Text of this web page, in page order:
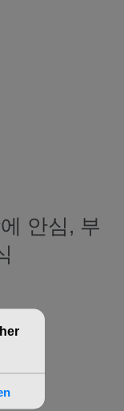
안심, 부